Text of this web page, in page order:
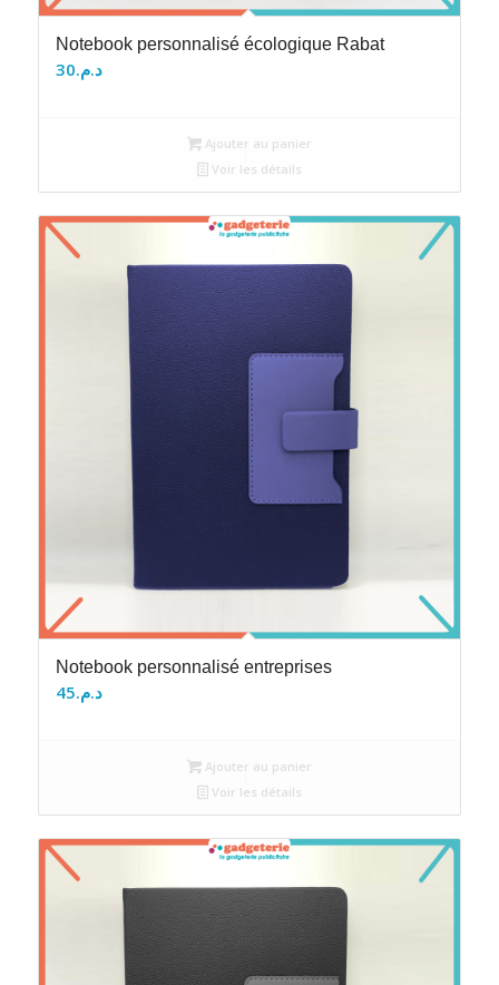
Notebook personnalisé écologique Rabat
د.م.30
Ajouter au panier
Voir les détails
Notebook personnalisé entreprises
د.م.45
Ajouter au panier
Voir les détails